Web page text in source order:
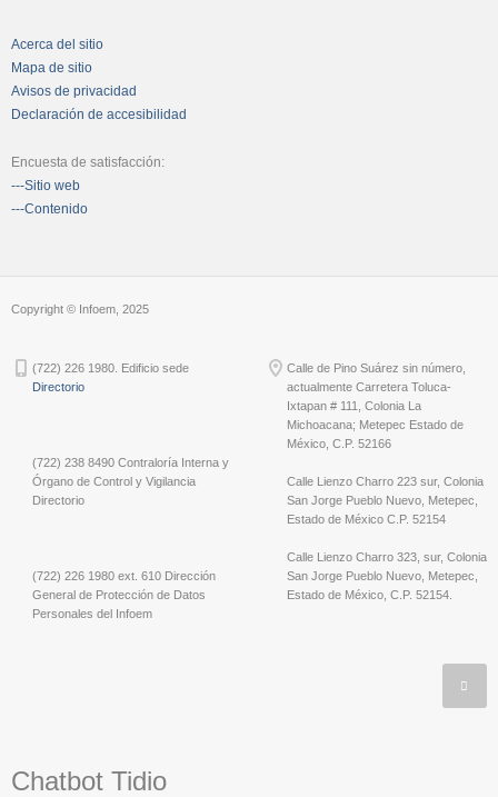
Acerca del sitio
Mapa de sitio
Avisos de privacidad
Declaración de accesibilidad
Encuesta de satisfacción:
---Sitio web
---Contenido
Copyright © Infoem, 2025
(722) 226 1980. Edificio sede
Directorio
(722) 238 8490 Contraloría Interna y
Órgano de Control y Vigilancia
Directorio
(722) 226 1980 ext. 610 Dirección
General de Protección de Datos
Personales del Infoem
Calle de Pino Suárez sin número,
actualmente Carretera Toluca-
Ixtapan # 111, Colonia La
Michoacana; Metepec Estado de
México, C.P. 52166
Calle Lienzo Charro 223 sur, Colonia
San Jorge Pueblo Nuevo, Metepec,
Estado de México C.P. 52154
Calle Lienzo Charro 323, sur, Colonia
San Jorge Pueblo Nuevo, Metepec,
Estado de México, C.P. 52154.
Chatbot Tidio